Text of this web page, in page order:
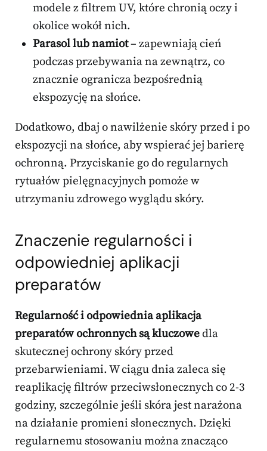
modele z filtrem UV, które chronią oczy i
okolice wokół nich.
Parasol lub namiot– zapewniają cień
podczas przebywania na zewnątrz, co
znacznie ogranicza bezpośrednią
ekspozycję na słońce.
Dodatkowo, dbaj o nawilżenie skóry przed i po
ekspozycji na słońce, aby wspierać jej barierę
ochronną. Przyciskanie go do regularnych
rytuałów pielęgnacyjnych pomoże w
utrzymaniu zdrowego wyglądu skóry.
Znaczenie regularności i
odpowiedniej aplikacji
preparatów
Regularność i odpowiednia aplikacja
preparatów ochronnych są kluczowedla
skutecznej ochrony skóry przed
przebarwieniami. W ciągu dnia zaleca się
reaplikację filtrów przeciwsłonecznych co 2-3
godziny, szczególnie jeśli skóra jest narażona
na działanie promieni słonecznych. Dzięki
regularnemu stosowaniu można znacząco